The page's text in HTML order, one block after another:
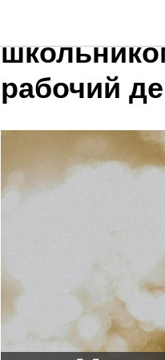
Может ли
рабочий